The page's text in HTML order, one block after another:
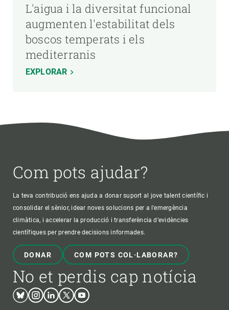
L'aigua i la diversitat funcional
augmenten l'estabilitat dels
boscos temperats i els
mediterranis
EXPLORAR
Com pots ajudar?
La teva contribució ens ajuda a donar suport al jove talent científic i
consolidar el sènior, idear noves solucions per a l'emergència
climàtica, i accelerar la producció i transferència d’evidències
científiques per prendre decisions informades.
DONAR COM POTS COL·LABORAR?
No et perdis cap notícia
BlueskyInstagram
LinkedinTwitterYoutube